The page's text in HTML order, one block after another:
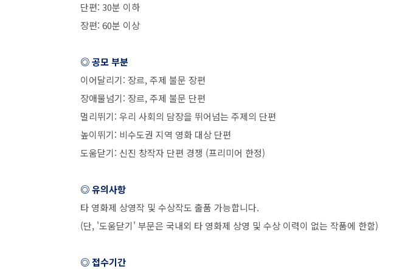
단편: 30분 이하
장편: 60분 이상
◎ 공모 부분
이어달리기: 장르,주제 불문 장편
장애물넘기: 장르,주제 불문 단편
멀리뛰기: 우리 사회의 담장을 뛰어넘는 주제의 단편
높이뛰기: 비수도권 지역 영화 대상 단편
도움닫기: 신진 창작자 단편 경쟁 (프리미어 한정)
◎ 유의사항
타 영화제 상영작 및 수상작도 출품 가능합니다.
(단, '도움닫기' 부문은 국내외 타 영화제 상영 및 수상 이력이 없는 작품에 한함)
◎ 접수기간